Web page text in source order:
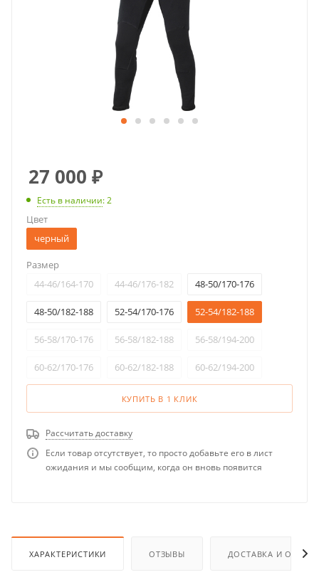
27 000 ₽
Есть в наличии: 2
Цвет
черный
Размер
44-46/164-170
44-46/176-182 48-50/170-176
48-50/182-188 52-54/170-176 52-54/182-188
56-58/170-176 56-58/182-188 56-58/194-200
60-62/170-176 60-62/182-188 60-62/194-200
КУПИТЬ В 1 КЛИК
Рассчитать доставку
Если товар отсутствует, то просто добавьте его в лист
ожидания и мы сообщим, когда он вновь появится
ХАРАКТЕРИСТИКИ ОТЗЫВЫ ДОСТАВКА И